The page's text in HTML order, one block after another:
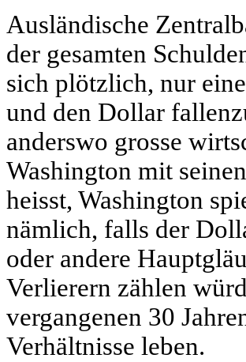
Ausländische
der gesamten
sich plötzlich, nur
und den Dollar
anderswo grosse
Washington mit
heisst, Washington
nämlich, falls der
oder andere
Verlierern zählen
vergangenen 30
Verhältnisse leben.